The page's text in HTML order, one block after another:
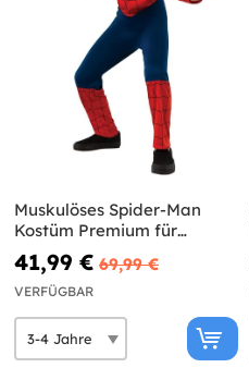
Muskulöses Spider-Man
Kostüm Premium für
Jungen
41,99 € 69,99 €
VERFÜGBAR